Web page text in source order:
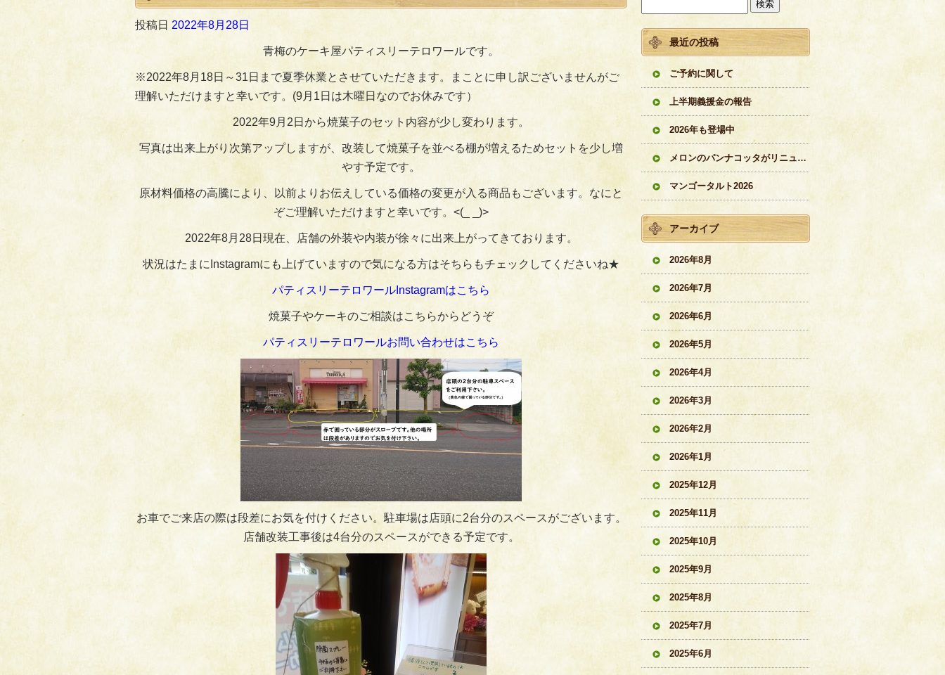
投稿日 2022年8月28日
青梅のケーキ屋パティスリーテロワールです。
※2022年8月18日～31日まで夏季休業とさせていただきます。まことに申し訳ございませんがご
理解いただけますと幸いです。(9月1日は木曜日なのでお休みです）
2022年9月2日から焼菓子のセット内容が少し変わります。
写真は出来上がり次第アップしますが、改装して焼菓子を並べる棚が増えるためセットを少し増
やす予定です。
原材料価格の高騰により、以前よりお伝えしている価格の変更が入る商品もございます。なにと
ぞご理解いただけますと幸いです。<(_ _)>
2022年8月28日現在、店舗の外装や内装が徐々に出来上がってきております。
状況はたまにInstagramにも上げていますので気になる方はそちらもチェックしてくださいね★
パティスリーテロワールInstagramはこちら
焼菓子やケーキのご相談はこちらからどうぞ
パティスリーテロワールお問い合わせはこちら
お車でご来店の際は段差にお気を付けください。駐車場は店頭に2台分のスペースがございます。
店舗改装工事後は4台分のスペースができる予定です。
最近の投稿
ご予約に関して
上半期義援金の報告
2026年も登場中
メロンのパンナコッタがリニューアル
マンゴータルト2026
アーカイブ
2026年8月
2026年7月
2026年6月
2026年5月
2026年4月
2026年3月
2026年2月
2026年1月
2025年12月
2025年11月
2025年10月
2025年9月
2025年8月
2025年7月
2025年6月